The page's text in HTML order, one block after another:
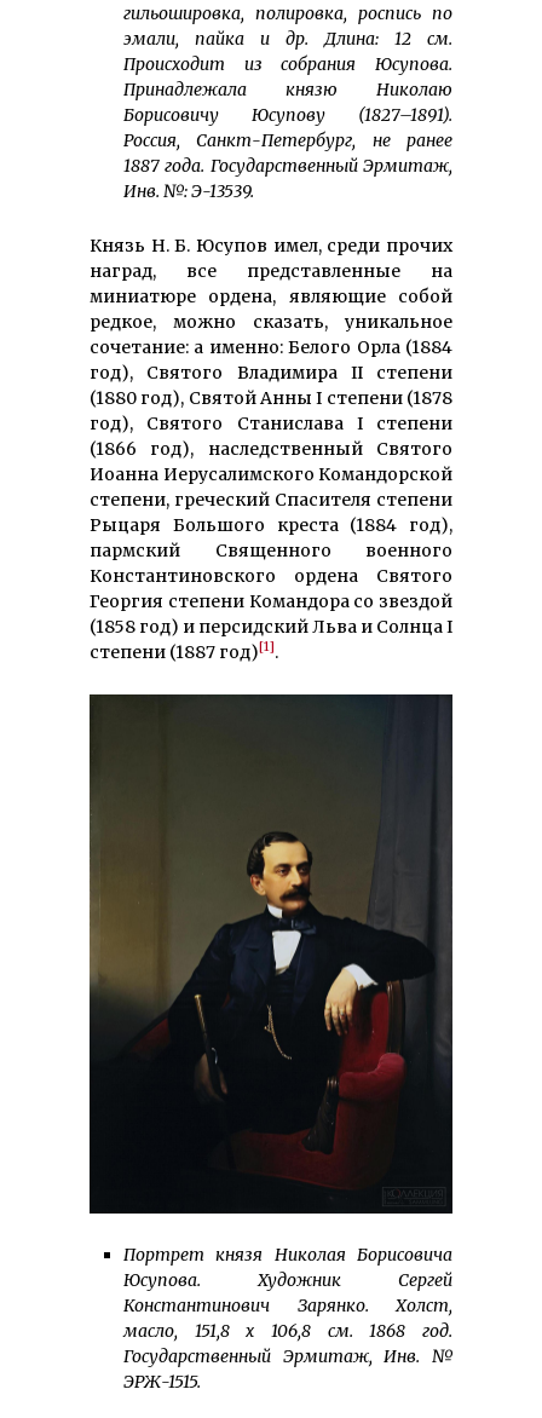
гильошировка, полировка, роспись по
эмали, пайка и др. Длина: 12 см.
Происходит из собрания Юсупова.
Принадлежала князю Николаю
Борисовичу Юсупову (1827–1891).
Россия, Санкт-Петербург, не ранее
1887 года. Государственный Эрмитаж,
Инв. №: Э-13539.
Князь Н. Б. Юсупов имел, среди прочих
наград, все представленные на
миниатюре ордена, являющие собой
редкое, можно сказать, уникальное
сочетание: а именно: Белого Орла (1884
год), Святого Владимира II степени
(1880 год), Святой Анны I степени (1878
год), Святого Станислава I степени
(1866 год), наследственный Святого
Иоанна Иерусалимского Командорской
степени, греческий Спасителя степени
Рыцаря Большого креста (1884 год),
пармский Священного военного
Константиновского ордена Святого
Георгия степени Командора со звездой
(1858 год) и персидский Льва и Солнца I
степени (1887 год)[1].
Портрет князя Николая Борисовича
Юсупова. Художник Сергей
Константинович Зарянко. Холст,
масло, 151,8 x 106,8 см. 1868 год.
Государственный Эрмитаж, Инв. №
ЭРЖ-1515.